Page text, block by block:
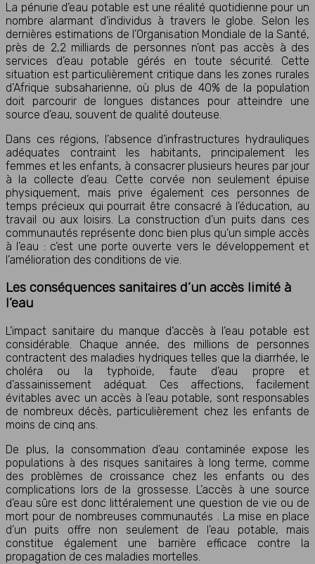
La pénurie d’eau potable est une réalité quotidienne pour un
nombre alarmant d’individus à travers le globe. Selon les
dernières estimations de l’Organisation Mondiale de la Santé,
près de 2,2 milliards de personnes n’ont pas accès à des
services d’eau potable gérés en toute sécurité. Cette
situation est particulièrement critique dans les zones rurales
d’Afrique subsaharienne, où plus de 40% de la population
doit parcourir de longues distances pour atteindre une
source d’eau, souvent de qualité douteuse.
Dans ces régions, l’absence d’infrastructures hydrauliques
adéquates contraint les habitants, principalement les
femmes et les enfants, à consacrer plusieurs heures par jour
à la collecte d’eau. Cette corvée non seulement épuise
physiquement, mais prive également ces personnes de
temps précieux qui pourrait être consacré à l’éducation, au
travail ou aux loisirs. La construction d’un puits dans ces
communautés représente donc bien plus qu’un simple accès
à l’eau : c’est une porte ouverte vers le développement et
l’amélioration des conditions de vie.
Les conséquences sanitaires d’un accès limité à
l’eau
L’impact sanitaire du manque d’accès à l’eau potable est
considérable. Chaque année, des millions de personnes
contractent des maladies hydriques telles que la diarrhée, le
choléra ou la typhoïde, faute d’eau propre et
d’assainissement adéquat. Ces affections, facilement
évitables avec un accès à l’eau potable, sont responsables
de nombreux décès, particulièrement chez les enfants de
moins de cinq ans.
De plus, la consommation d’eau contaminée expose les
populations à des risques sanitaires à long terme, comme
des problèmes de croissance chez les enfants ou des
complications lors de la grossesse. L’accès à une source
d’eau sûre est donc littéralement une question de vie ou de
mort pour de nombreuses communautés . La mise en place
d’un puits offre non seulement de l’eau potable, mais
constitue également une barrière efficace contre la
propagation de ces maladies mortelles.